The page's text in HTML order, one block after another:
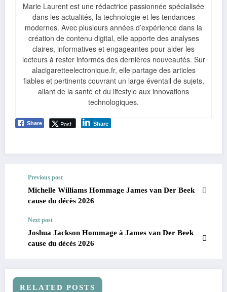
Marie Laurent est une rédactrice passionnée spécialisée
dans les actualités, la technologie et les tendances
modernes. Avec plusieurs années d’expérience dans la
création de contenu digital, elle apporte des analyses
claires, informatives et engageantes pour aider les
lecteurs à rester informés des dernières nouveautés. Sur
alacigaretteelectronique.fr, elle partage des articles
fiables et pertinents couvrant un large éventail de sujets,
allant de la santé et du lifestyle aux innovations
technologiques.
Share Post Share
Previous post
Michelle Williams Hommage James van Der Beek
cause du décès 2026
Next post
Joshua Jackson Hommage à James van Der Beek
cause du décès 2026
RELATED POSTS